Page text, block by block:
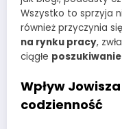
Wszystko to sprzyja
również przyczynia
na rynku pracy,
ciągłe
Wpływ
codzienność